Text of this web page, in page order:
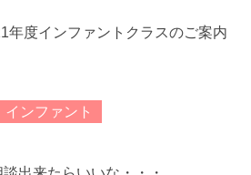
年度インファントクラスのご案内
インファント